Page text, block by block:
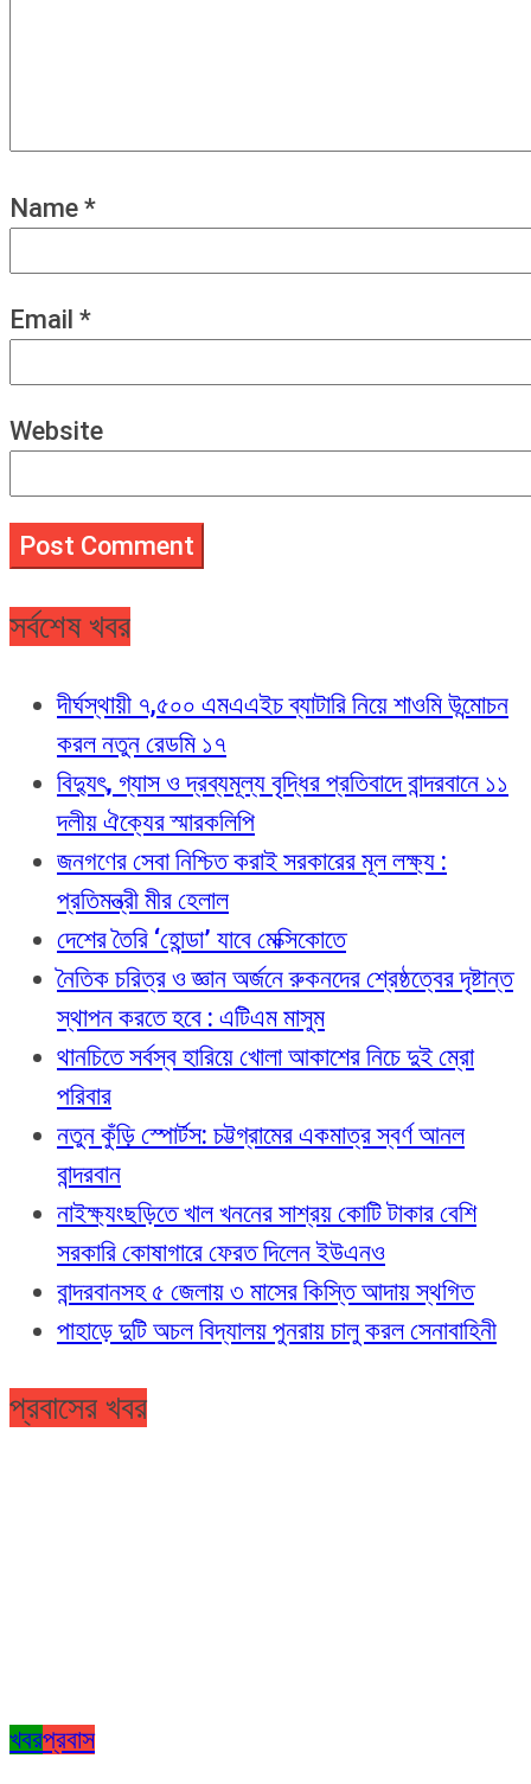
Name *
Email *
Website
সর্বশেষ খবর
দীর্ঘস্থায়ী ৭,৫০০ এমএএইচ ব্যাটারি নিয়ে শাওমি উন্মোচন
করল নতুন রেডমি ১৭
বিদ্যুৎ, গ্যাস ও দ্রব্যমূল্য বৃদ্ধির প্রতিবাদে বান্দরবানে ১১
দলীয় ঐক্যের স্মারকলিপি
জনগণের সেবা নিশ্চিত করাই সরকারের মূল লক্ষ্য :
প্রতিমন্ত্রী মীর হেলাল
দেশের তৈরি ‘হোন্ডা’ যাবে মেক্সিকোতে
নৈতিক চরিত্র ও জ্ঞান অর্জনে রুকনদের শ্রেষ্ঠত্বের দৃষ্টান্ত
স্থাপন করতে হবে : এটিএম মাসুম
থানচিতে সর্বস্ব হারিয়ে খোলা আকাশের নিচে দুই ম্রো
পরিবার
নতুন কুঁড়ি স্পোর্টস: চট্টগ্রামের একমাত্র স্বর্ণ আনল
বান্দরবান
নাইক্ষ্যংছড়িতে খাল খননের সাশ্রয় কোটি টাকার বেশি
সরকারি কোষাগারে ফেরত দিলেন ইউএনও
বান্দরবানসহ ৫ জেলায় ৩ মাসের কিস্তি আদায় স্থগিত
পাহাড়ে দুটি অচল বিদ্যালয় পুনরায় চালু করল সেনাবাহিনী
প্রবাসের খবর
খবরপ্রবাস